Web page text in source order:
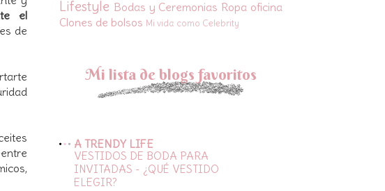
el
de
Lifestyle Bodas y Ceremonias Ropa oficina
Clones de bolsos Mi vida como Celebrity
Mi lista de blogs favoritos
A TRENDY LIFE
VESTIDOS DE BODA PARA
INVITADAS - ¿QUÉ VESTIDO
ELEGIR?